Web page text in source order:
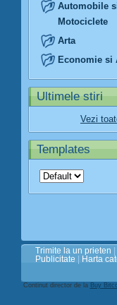
Automobile
Motociclete
Arta
Economie si
Ultimele stiri
Vezi
Templates
Trimite la un prieten
Publicitate
Harta
Continut director de la Buy